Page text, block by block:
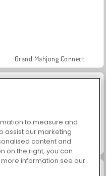
Grand Mahjong Connect
Trollface Quest: USA 2
to measure and
assist our marketing
content and
on the right, you can
information see our